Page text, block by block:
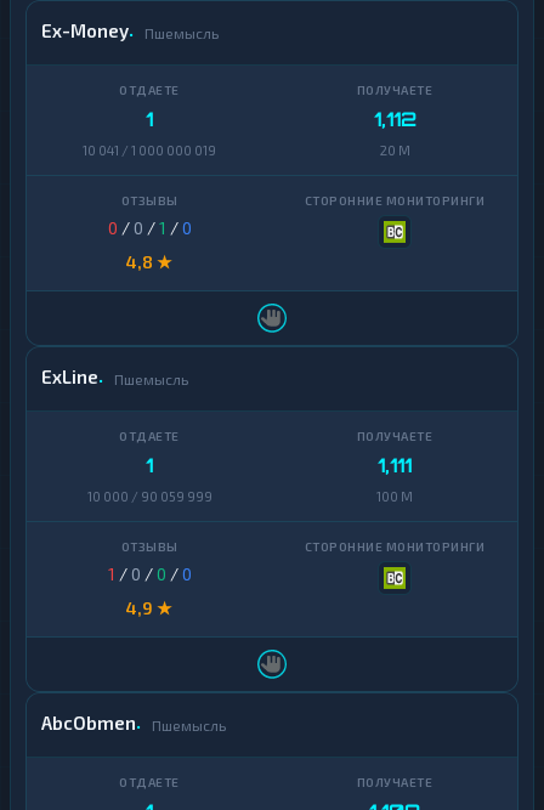
Ex-Money Пшемысль
1
10 041 / 1 000 000 019
1,112
20 M
0 / 0 /1 /0
4,8 ★
ExLine Пшемысль
1
10 000 / 90 059 999
1,111
100 M
1 / 0 /0 /0
4,9 ★
AbcObmen Пшемысль